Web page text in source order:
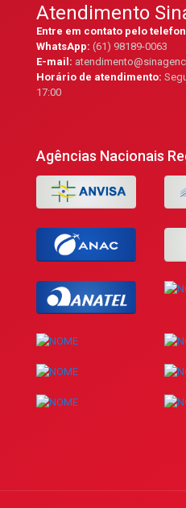
Atendimento
Entre em contato pelo
WhatsApp: (61) 98189-0063
E-mail:
Horário de atendimento:
17:00
Agências Nacionais